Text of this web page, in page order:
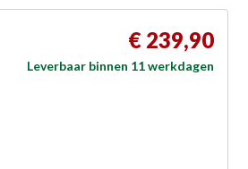
€ 239,90
Leverbaar binnen 11 werkdagen